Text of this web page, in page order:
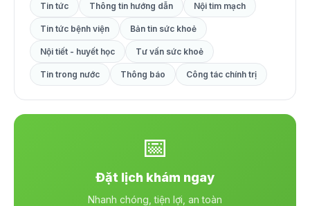
Tin tức Thông tin hướng dẫn Nội tim mạch
Tin tức bệnh viện Bản tin sức khoẻ
Nội tiết - huyết học Tư vấn sức khoẻ
Tin trong nước Thông báo Công tác chính trị
📅
Đặt lịch khám ngay
Nhanh chóng, tiện lợi, an toàn